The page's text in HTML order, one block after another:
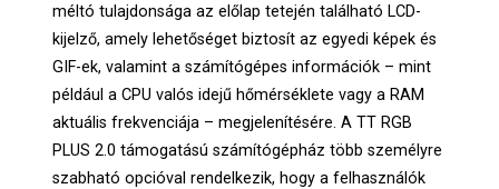
méltó tulajdonsága az előlap tetején található LCD-
kijelző, amely lehetőséget biztosít az egyedi képek és
GIF-ek, valamint a számítógépes információk – mint
például a CPU valós idejű hőmérséklete vagy a RAM
aktuális frekvenciája – megjelenítésére. A TT RGB
PLUS 2.0 támogatású számítógépház több személyre
szabható opcióval rendelkezik, hogy a felhasználók